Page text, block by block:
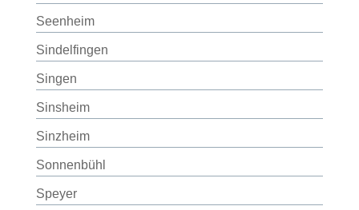
Seenheim
Sindelfingen
Singen
Sinsheim
Sinzheim
Sonnenbühl
Speyer